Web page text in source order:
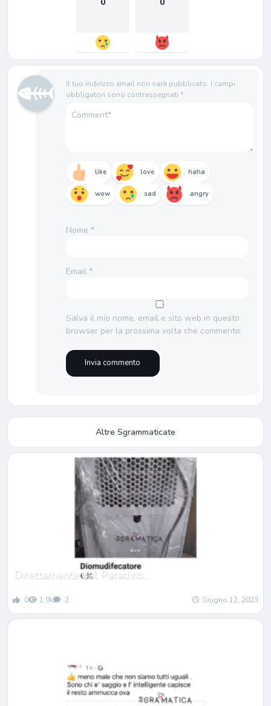
Il tuo indirizzo email non sarà pubblicato. I campi
obbligatori sono contrassegnati *
like love haha
wow sad angry
Nome *
Email *
Salva il mio nome, email e sito web in questo
browser per la prossima volta che commento.
Altre Sgrammaticate
Direttamente dal Paradiso…
0 1.9k 2 Giugno 12, 2023